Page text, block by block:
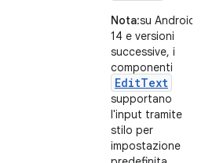
Nota:su Android
14 e versioni
successive, i
componenti
EditText
supportano
l'input tramite
stilo per
impostazione